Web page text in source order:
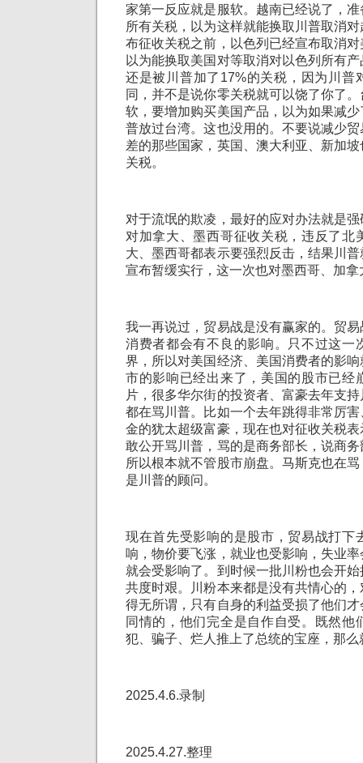
家第一反应就是服软。越南已经说了，
所有关税，以为这样就能换取川普取消
布征收关税之前，以色列已经宣布取消
以为能换取美国对等取消对以色列所有
还是被川普加了17%的关税，因为川普
同，并不是说你零关税就可以饶了你了
软，要增加购买美国产品，以为如果减
普放过台湾。这也没用的。不要说减少
差的那些国家，英国、澳大利亚、新加
关税。
对于流氓的欺凌，最好的应对办法就是
对加拿大、墨西哥征收关税，违反了北
大、墨西哥都表示要强烈反击，结果川
宣布暂缓实行，这一次也对墨西哥、加拿
我一再说过，贸易战是没有赢家的。贸
消费者都会有不良的影响。只不过这一
界，所以对美国经济、美国消费者的影
市的影响已经出来了，美国的股市已经
片，很多华尔街的投资者、富豪去年支
都在骂川普。比如一个去年跳得非常厉
金的犹太超级富豪，现在也对征收关税
敢公开骂川普，骂的是商务部长，说商
所以根本就不管股市崩盘。马斯克也在
是川普的顾问。
现在首先受影响的是股市，贸易战打下
响，物价要飞涨，就业也受影响，失业
就会受影响了。到时候一批川粉也会开
共度时艰。川粉本来都是没有共情心的
得无所谓，只有自身的利益受损了他们
同情的，他们完全是自作自受。既然他
犯、骗子、烂人推上了总统的宝座，那
2025.4.6.录制
2025.4.27.整理